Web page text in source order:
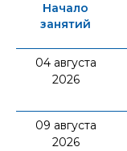
Начало
занятий
04 августа
2026
09 августа
2026